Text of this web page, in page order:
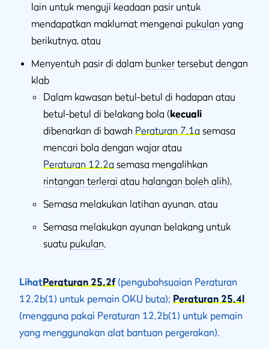
lain untuk menguji keadaan pasir untuk
mendapatkan maklumat mengenai pukulan yang
berikutnya, atau
Menyentuh pasir di dalam bunker tersebut dengan
klab
Dalam kawasan betul-betul di hadapan atau
betul-betul di belakang bola (kecuali
dibenarkan di bawah Peraturan 7.1a semasa
mencari bola dengan wajar atau
Peraturan 12.2a semasa mengalihkan
rintangan terlerai atau halangan boleh alih),
Semasa melakukan latihan ayunan, atau
Semasa melakukan ayunan belakang untuk
suatu pukulan.
LihatPeraturan 25.2f(pengubahsuaian Peraturan
12.2b(1) untuk pemain OKU buta); Peraturan 25.4l
(mengguna pakai Peraturan 12.2b(1) untuk pemain
yang menggunakan alat bantuan pergerakan).